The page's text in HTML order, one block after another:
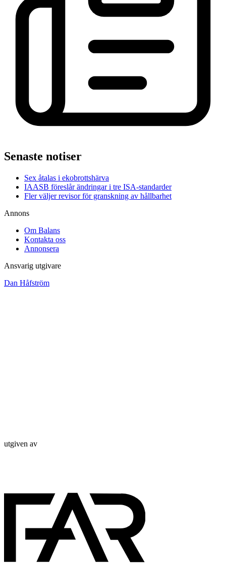
Senaste notiser
Sex åtalas i ekobrottshärva
IAASB föreslår ändringar i tre ISA-standarder
Fler väljer revisor för granskning av hållbarhet
Annons
Om Balans
Kontakta oss
Annonsera
Ansvarig utgivare
Dan Håfström
utgiven av